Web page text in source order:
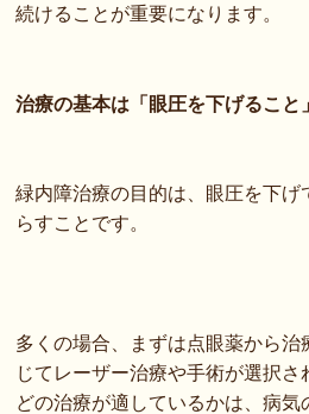
続けることが重要になります。
治療の基本は「眼圧を下げること」
緑内障治療の目的は、眼圧を下げ
らすことです。
多くの場合、まずは点眼薬から
じてレーザー治療や手術が選択さ
どの治療が適しているかは、病気